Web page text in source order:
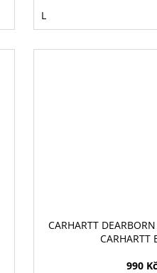
L
CARHARTT
CARHARTT
990 Kč